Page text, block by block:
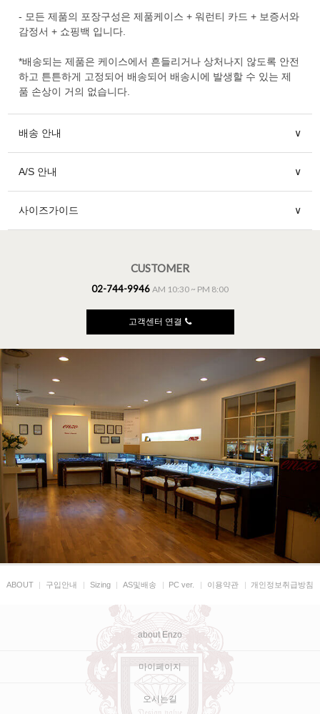
- 모든 제품의 포장구성은 제품케이스 + 워런티 카드 + 보증서와
감정서 + 쇼핑백 입니다.
*배송되는 제품은 케이스에서 흔들리거나 상처나지 않도록 안전
하고 튼튼하게 고정되어 배송되어 배송시에 발생할 수 있는 제
품 손상이 거의 없습니다.
배송 안내 ∨
A/S 안내 ∨
사이즈가이드 ∨
CUSTOMER
02-744-9946 AM 10:30 ~ PM 8:00
고객센터 연결
ABOUT 구입안내 Sizing AS및배송 PC ver. 이용약관 개인정보취급방침
about Enzo
마이페이지
오시는길